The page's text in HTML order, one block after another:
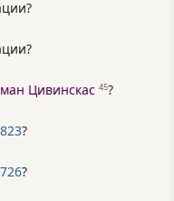
Цивинскас 45?
?
?